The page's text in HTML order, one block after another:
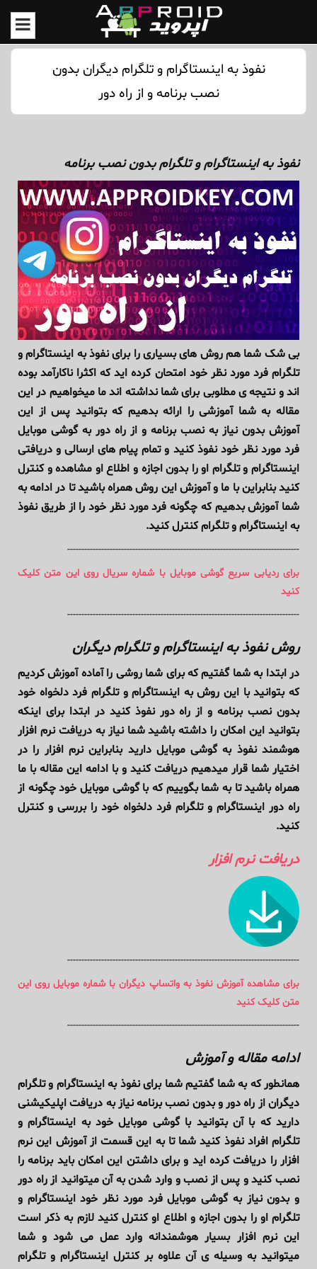
نفوذ به اینستاگرام و تلگرام دیگران بدون
نصب برنامه و از راه دور
نفوذ به اینستاگرام و تلگرام بدون نصب برنامه
بی شک شما هم روش های بسیاری را برای نفوذ به اینستاگرام و
تلگرام فرد مورد نظر خود امتحان کرده اید که اکثرا ناکارآمد بوده
اند و نتیجه ی مطلوبی برای شما نداشته اند ما میخواهیم در این
مقاله به شما آموزشی را ارائه بدهیم که بتوانید پس از این
آموزش بدون نیاز به نصب برنامه و از راه دور به گوشی موبایل
فرد مورد نظر خود نفوذ کنید و تمام پیام های ارسالی و دریافتی
اینستاگرام و تلگرام او را بدون اجازه و اطلاع او مشاهده و کنترل
کنید بنابراین با ما و آموزش این روش همراه باشید تا در ادامه به
شما آموزش بدهیم که چگونه فرد مورد نظر خود را از طریق نفوذ
به اینستاگرام و تلگرام کنترل کنید.
----------------------------------------------------------------------------------
برای ردیابی سریع گوشی موبایل با شماره سریال روی این متن کلیک
کنید
----------------------------------------------------------------------------------
روش نفوذ به اینستاگرام و تلگرام دیگران
در ابتدا به شما گفتیم که برای شما روشی را آماده آموزش کردیم
که بتوانید با این روش به اینستاگرام و تلگرام فرد دلخواه خود
بدون نصب برنامه و از راه دور نفوذ کنید در ابتدا برای اینکه
بتوانید این امکان را داشته باشید شما نیاز به دریافت نرم افزار
هوشمند نفوذ به گوشی موبایل دارید بنابراین نرم افزار را در
اختیار شما قرار میدهیم دریافت کنید و با ادامه این مقاله با ما
همراه باشید تا به شما بگوییم که با گوشی موبایل خود چگونه از
راه دور اینستاگرام و تلگرام فرد دلخواه خود را بررسی و کنترل
کنید.
دریافت نرم افزار
----------------------------------------------------------------------------------
برای مشاهده آموزش نفوذ به واتساپ دیگران با شماره موبایل روی این
متن کلیک کنید
----------------------------------------------------------------------------------
ادامه مقاله و آموزش
همانطور که به شما گفتیم شما برای نفوذ به اینستاگرام و تلگرام
دیگران از راه دور و بدون نصب برنامه نیاز به دریافت اپلیکیشنی
دارید که با آن بتوانید با گوشی موبایل خود به اینستاگرام و
تلگرام افراد نفوذ کنید شما تا به این قسمت از آموزش این نرم
افزار را دریافت کرده اید و برای داشتن این امکان باید برنامه را
نصب کنید و پس از نصب و وارد شدن به آن میتوانید از راه دور
و بدون نیاز به گوشی موبایل فرد مورد نظر خود اینستاگرام و
تلگرام او را بدون اجازه و اطلاع او کنترل کنید لازم به ذکر است
این نرم افزار بسیار هوشمندانه وارد عمل می شود و شما
میتوانید به وسیله ی آن علاوه بر کنترل اینستاگرام و تلگرام